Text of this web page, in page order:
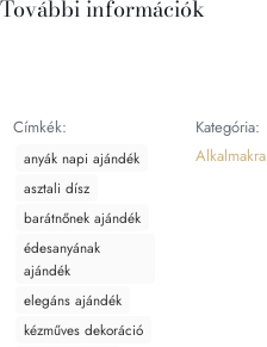
További információk
Címkék:
anyák napi ajándék
asztali dísz
barátnőnek ajándék
édesanyának
ajándék
elegáns ajándék
kézműves dekoráció
Kategória:
Alkalmakra